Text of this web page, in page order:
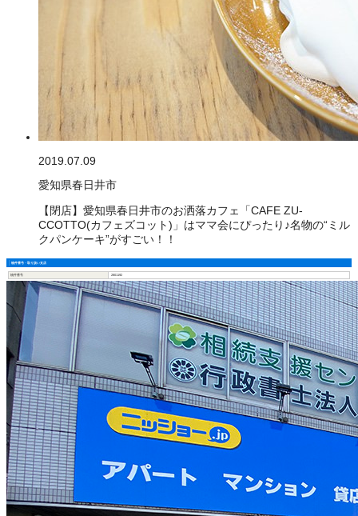
2019.07.09
愛知県春日井市
【閉店】愛知県春日井市のお洒落カフェ「CAFE ZU-
CCOTTO(カフェズコット)」はママ会にぴったり♪名物の“ミル
クパンケーキ”がすごい！！
物件番号・取り扱い支店
物件番号 2801192